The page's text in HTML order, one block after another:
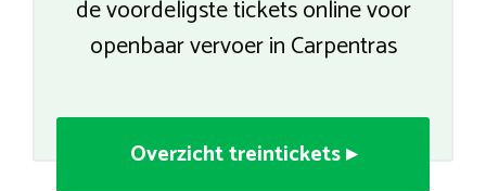
de voordeligste tickets online voor
openbaar vervoer in Carpentras
Overzicht treintickets ▸